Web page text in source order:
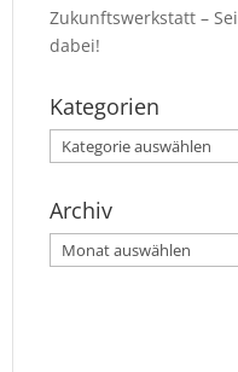
Zukunftswerkstatt – Sei
dabei!
Kategorien
Kategorien
Archiv
Archiv